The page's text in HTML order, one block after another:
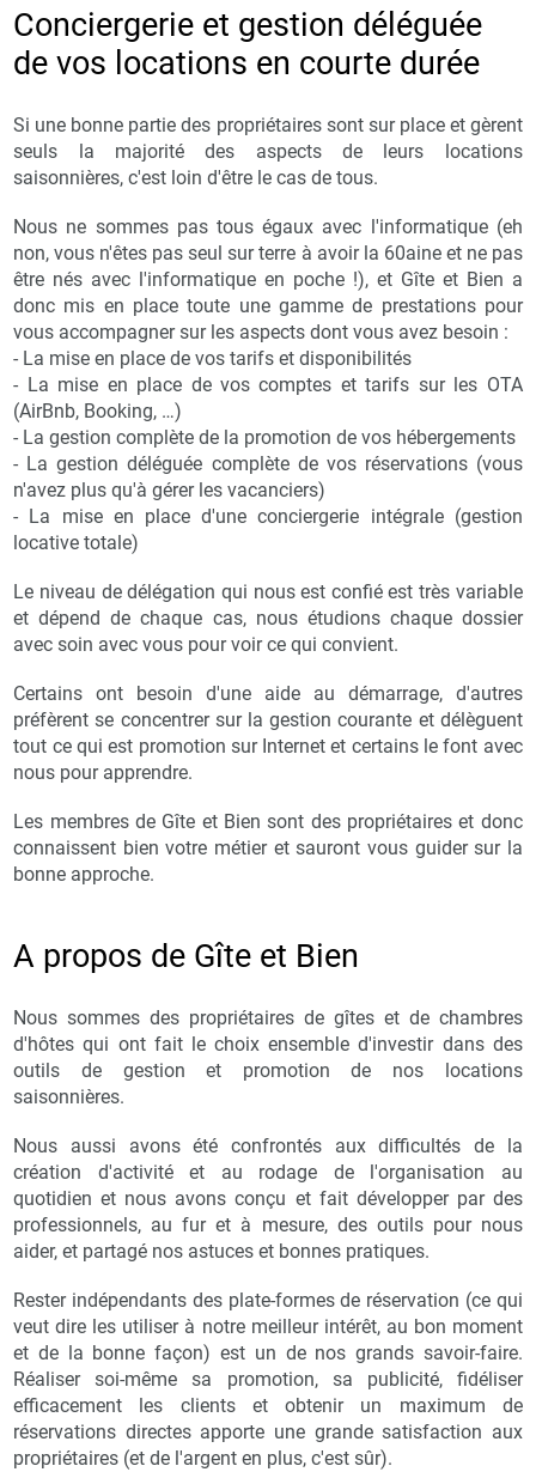
Conciergerie et gestion déléguée
de vos locations en courte durée
Si une bonne partie des propriétaires sont sur place et gèrent
seuls la majorité des aspects de leurs locations
saisonnières, c'est loin d'être le cas de tous.
Nous ne sommes pas tous égaux avec l'informatique (eh
non, vous n'êtes pas seul sur terre à avoir la 60aine et ne pas
être nés avec l'informatique en poche !), et Gîte et Bien a
donc mis en place toute une gamme de prestations pour
vous accompagner sur les aspects dont vous avez besoin :
- La mise en place de vos tarifs et disponibilités
- La mise en place de vos comptes et tarifs sur les OTA
(AirBnb, Booking, …)
- La gestion complète de la promotion de vos hébergements
- La gestion déléguée complète de vos réservations (vous
n'avez plus qu'à gérer les vacanciers)
- La mise en place d'une conciergerie intégrale (gestion
locative totale)
Le niveau de délégation qui nous est confié est très variable
et dépend de chaque cas, nous étudions chaque dossier
avec soin avec vous pour voir ce qui convient.
Certains ont besoin d'une aide au démarrage, d'autres
préfèrent se concentrer sur la gestion courante et délèguent
tout ce qui est promotion sur Internet et certains le font avec
nous pour apprendre.
Les membres de Gîte et Bien sont des propriétaires et donc
connaissent bien votre métier et sauront vous guider sur la
bonne approche.
A propos de Gîte et Bien
Nous sommes des propriétaires de gîtes et de chambres
d'hôtes qui ont fait le choix ensemble d'investir dans des
outils de gestion et promotion de nos locations
saisonnières.
Nous aussi avons été confrontés aux difficultés de la
création d'activité et au rodage de l'organisation au
quotidien et nous avons conçu et fait développer par des
professionnels, au fur et à mesure, des outils pour nous
aider, et partagé nos astuces et bonnes pratiques.
Rester indépendants des plate-formes de réservation (ce qui
veut dire les utiliser à notre meilleur intérêt, au bon moment
et de la bonne façon) est un de nos grands savoir-faire.
Réaliser soi-même sa promotion, sa publicité, fidéliser
efficacement les clients et obtenir un maximum de
réservations directes apporte une grande satisfaction aux
propriétaires (et de l'argent en plus, c'est sûr).